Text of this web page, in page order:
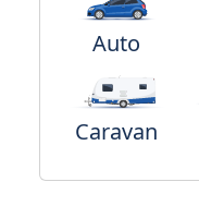
Auto
Caravan